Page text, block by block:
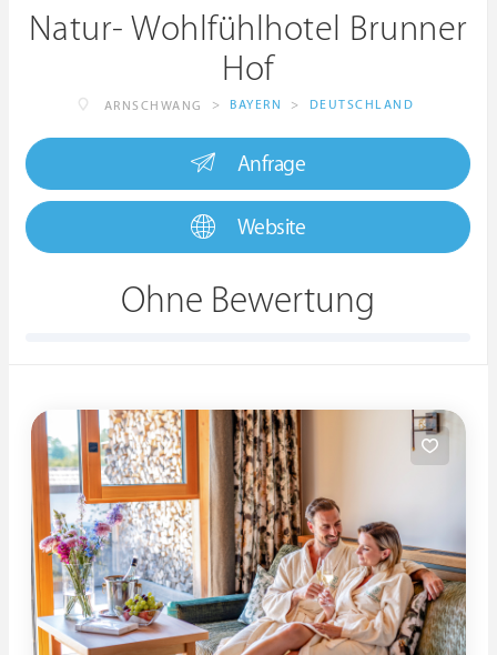
Natur- Wohlfühlhotel Brunner
Hof
ARNSCHWANG > BAYERN > DEUTSCHLAND
Anfrage
Website
Ohne Bewertung